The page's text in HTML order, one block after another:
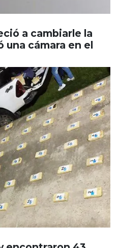
a cambiarle la
una cámara en el